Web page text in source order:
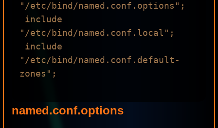
"/etc/bind/named.conf.options";
"/etc/bind/named.conf.local";
"/etc/bind/named.conf.default-
zones";
named.conf.options